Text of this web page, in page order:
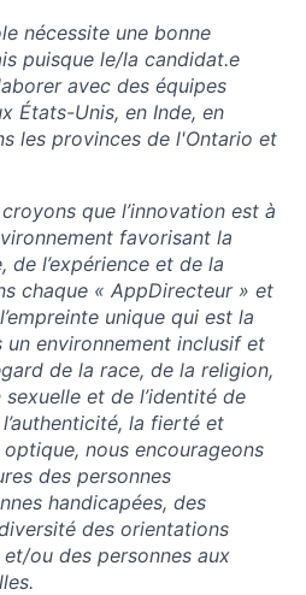
nécessite une bonne
puisque le/la candidat.e
avec des équipes
États-Unis, en Inde, en
les provinces de l'Ontario et
que l’innovation est à
favorisant la
de l’expérience et de la
chaque « AppDirecteur » et
unique qui est la
un environnement inclusif et
de la race, de la religion,
sexuelle et de l’identité de
la fierté et
optique, nous encourageons
des personnes
handicapées, des
des orientations
ou des personnes aux